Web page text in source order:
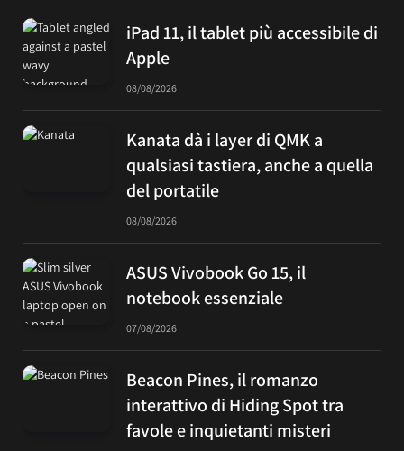
iPad 11, il tablet più accessibile di
Apple
08/08/2026
Kanata dà i layer di QMK a
qualsiasi tastiera, anche a quella
del portatile
08/08/2026
ASUS Vivobook Go 15, il
notebook essenziale
07/08/2026
Beacon Pines, il romanzo
interattivo di Hiding Spot tra
favole e inquietanti misteri